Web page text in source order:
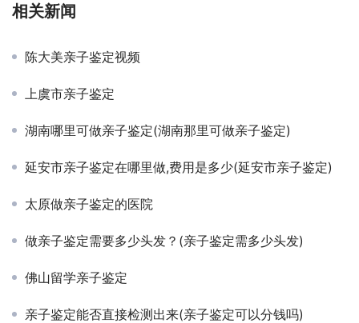
相关新闻
陈大美亲子鉴定视频
上虞市亲子鉴定
湖南哪里可做亲子鉴定(湖南那里可做亲子鉴定)
延安市亲子鉴定在哪里做,费用是多少(延安市亲子鉴定)
太原做亲子鉴定的医院
做亲子鉴定需要多少头发？(亲子鉴定需多少头发)
佛山留学亲子鉴定
亲子鉴定能否直接检测出来(亲子鉴定可以分钱吗)